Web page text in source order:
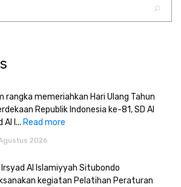
rangka memeriahkan Hari Ulang Tahun
Republik Indonesia ke-81, SD Al
Al I... Read more
2026
Irsyad Al Islamiyyah Situbondo
kegiatan Pelatihan Peraturan